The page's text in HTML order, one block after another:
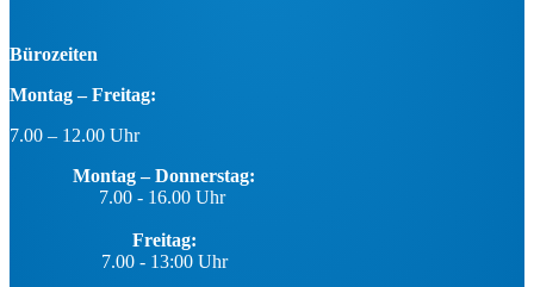
Bürozeiten
Montag – Freitag:
7.00 – 12.00 Uhr
Montag – Donnerstag:
7.00 - 16.00 Uhr
Freitag:
7.00 - 13:00 Uhr